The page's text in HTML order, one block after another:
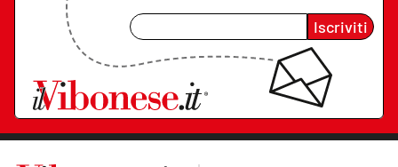
Iscriviti